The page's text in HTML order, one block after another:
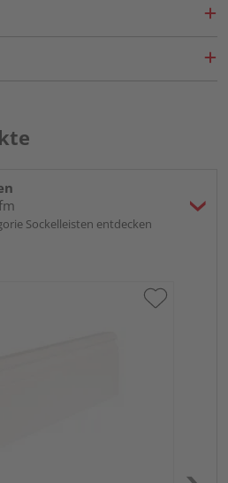
Sockelleisten entdecken